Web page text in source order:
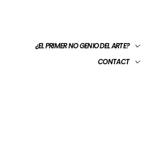
¿EL PRIMER NO GENIO DEL ARTE?
CONTACT